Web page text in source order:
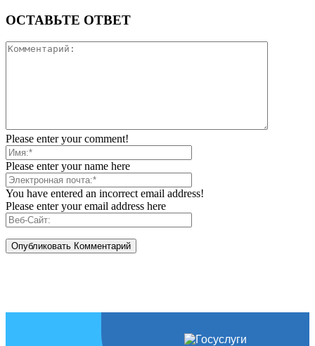
ОСТАВЬТЕ ОТВЕТ
Please enter your comment!
Please enter your name here
You have entered an incorrect email address!
Please enter your email address here